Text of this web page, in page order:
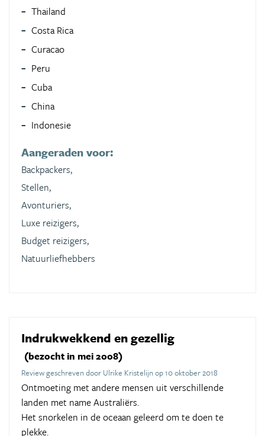
Thailand
Costa Rica
Curacao
Peru
Cuba
China
Indonesie
Aangeraden voor:
Backpackers,
Stellen,
Avonturiers,
Luxe reizigers,
Budget reizigers,
Natuurliefhebbers
Indrukwekkend en gezellig
(bezocht in mei 2008)
Review geschreven door Ulrike Kristelijn op 10 oktober 2018
Ontmoeting met andere mensen uit verschillende
landen met name Australiërs.
Het snorkelen in de oceaan geleerd om te doen te
plekke.